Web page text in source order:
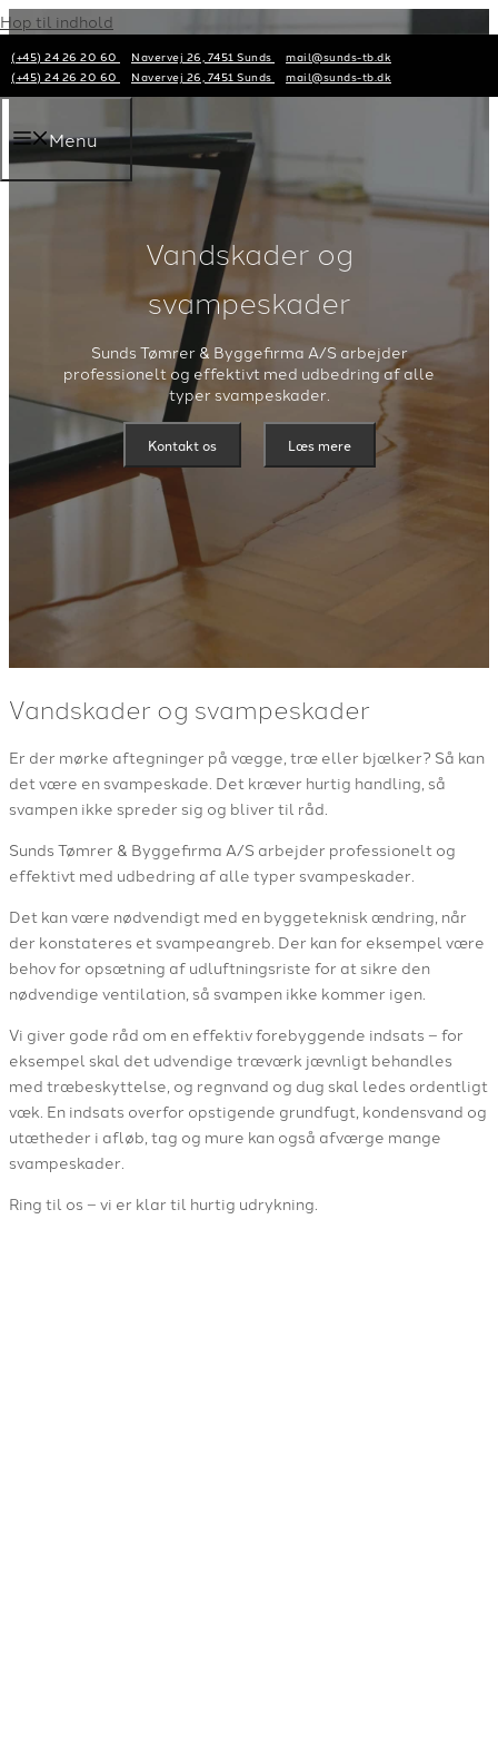
Hop til indhold
(+45) 24 26 20 60 Navervej 26, 7451 Sunds
mail@sunds-tb.dk
(+45) 24 26 20 60
Navervej 26, 7451 Sunds mail@sunds-tb.dk
Menu
Vandskader og
svampeskader
Sunds Tømrer & Byggefirma A/S arbejder
professionelt og effektivt med udbedring af alle
typer svampeskader.
Kontakt os Læs mere
​Vandskader og svampeskader
Er der mørke aftegninger på vægge, træ eller bjælker? Så kan
det være en svampeskade. Det kræver hurtig handling, så
svampen ikke spreder sig og bliver til råd.​
Sunds Tømrer & Byggefirma A/S arbejder professionelt og
effektivt med udbedring af alle typer svampeskader.
Det kan være nødvendigt med en byggeteknisk ændring, når
der konstateres et svampeangreb. Der kan for eksempel være
behov for opsætning af udluftningsriste for at sikre den
nødvendige ventilation, så svampen ikke kommer igen.
Vi giver gode råd om en effektiv forebyggende indsats – for
eksempel skal det udvendige træværk jævnligt behandles
med træbeskyttelse, og regnvand og dug skal ledes ordentligt
væk. En indsats overfor opstigende grundfugt, kondensvand og
utætheder i afløb, tag og mure kan også afværge mange
svampeskader.
Ring til os – vi er klar til hurtig udrykning.